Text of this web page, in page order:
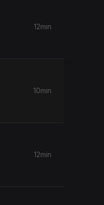
12min
10min
12min